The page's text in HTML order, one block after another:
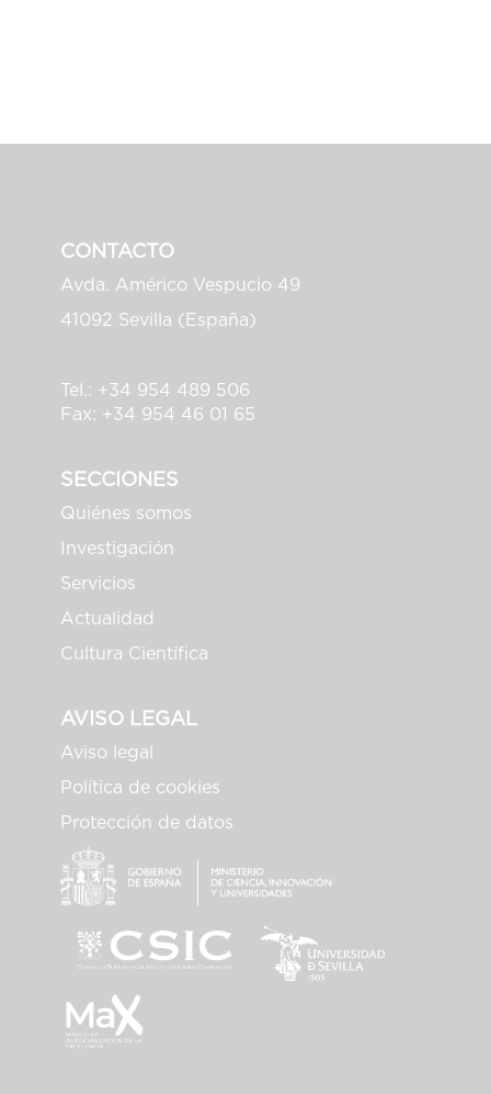
CONTACTO
Avda. Américo Vespucio 49
41092 Sevilla (España)
Tel.: +34 954 489 506
Fax: +34 954 46 01 65
SECCIONES
Quiénes somos
Investigación
Servicios
Actualidad
Cultura Científica
AVISO LEGAL
Aviso legal
Política de cookies
Protección de datos